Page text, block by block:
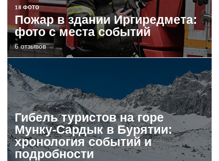
18 ФОТО
Пожар в здании Иргиредмета:
фото с места событий
6 отзывов
Гибель туристов на горе
Мунку-Сардык в Бурятии:
хронология событий и
подробности